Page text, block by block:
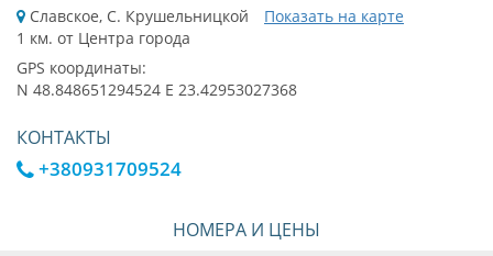
Славское, С. Крушельницкой
Показать на карте
1 км. от Центра города
GPS координаты:
N 48.848651294524 E 23.42953027368
КОНТАКТЫ
+380931709524
НОМЕРА И ЦЕНЫ